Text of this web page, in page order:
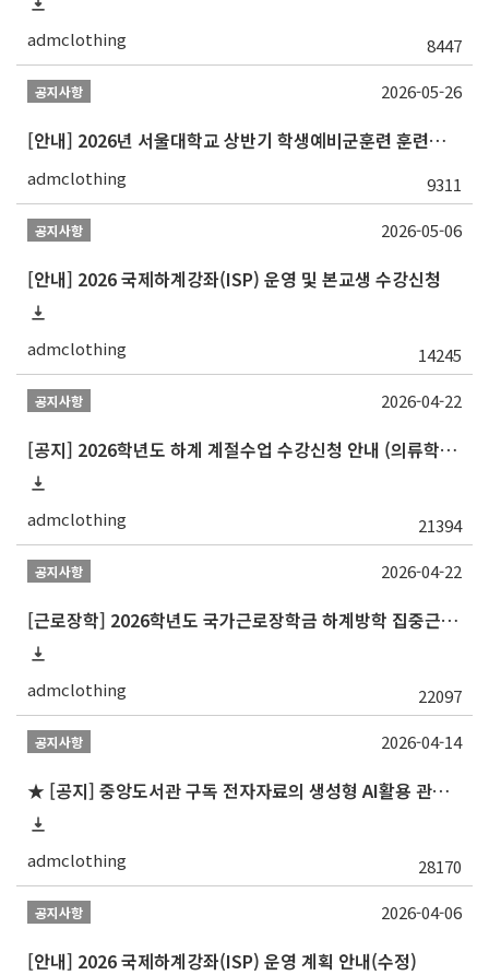
admclothing 8447
공지사항
[안내] 2026년 서울대학교 상반기 학생예비군훈련 훈련일정 및 훈련으로 인한 학업에 대한 불리한 처우 금지
admclothing 9311
2026-05-26
공지사항
[안내] 2026 국제하계강좌(ISP) 운영 및 본교생 수강신청
admclothing 14245
2026-05-06
공지사항
[공지] 2026학년도 하계 계절수업 수강신청 안내 (의류학과: 패션디자인 CAD)
admclothing 21394
2026-04-22
공지사항
[근로장학] 2026학년도 국가근로장학금 하계방학 집중근로 선발 일정 안내
admclothing 22097
2026-04-22
공지사항
★ [공지] 중앙도서관 구독 전자자료의 생성형 AI활용 관련 유의사항 안내
admclothing 28170
2026-04-14
공지사항
[안내] 2026 국제하계강좌(ISP) 운영 계획 안내(수정)
2026-04-06